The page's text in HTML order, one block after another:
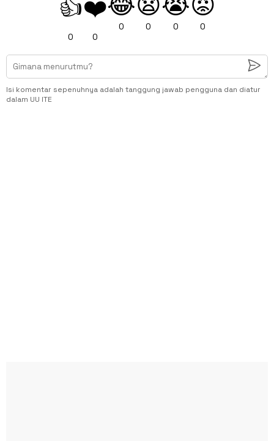
👍
0
❤️
0
0 0 0 0
Isi komentar sepenuhnya adalah tanggung jawab pengguna dan diatur
dalam UU ITE